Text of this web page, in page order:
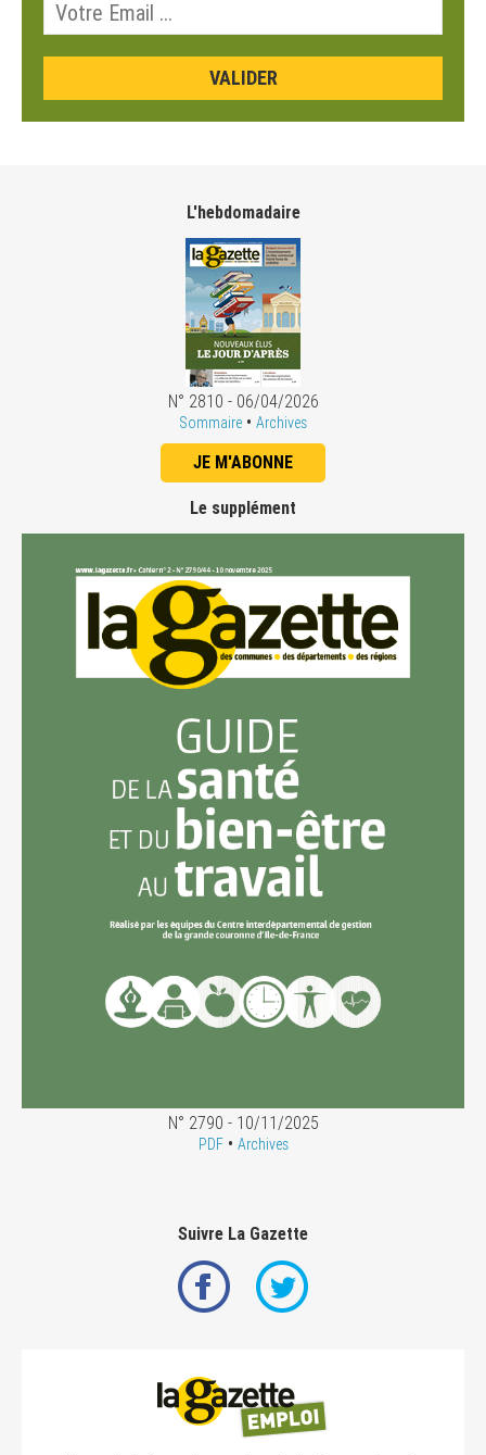
L'hebdomadaire
N° 2810 - 06/04/2026
Sommaire • Archives
JE M'ABONNE
Le supplément
N° 2790 - 10/11/2025
PDF• Archives
Suivre La Gazette